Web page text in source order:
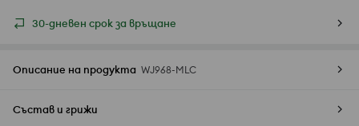
30-дневен срок за връщане
Описание на продукта WJ968-MLC
Състав и грижи